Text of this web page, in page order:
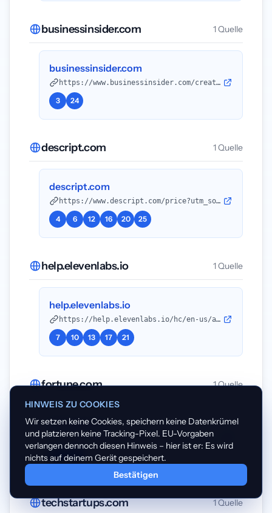
businessinsider.com 1 Quelle
businessinsider.com
https://www.businessinsider.com/creator-economy-mergers-acquisition-buyers-publicis-talent-influencer-marketing-2026-1?utm_source=openai
3 24
descript.com 1 Quelle
descript.com
https://www.descript.com/price?utm_source=openai
4 6 12 16 20 25
help.elevenlabs.io 1 Quelle
help.elevenlabs.io
https://help.elevenlabs.io/hc/en-us/articles/29298065878929-How-much-does-Conversational-AI-cost?utm_source=openai
7 10 13 17 21
fortune.com 1 Quelle
fortune.com
14 23
techstartups.com 1 Quelle
HINWEIS ZU COOKIES
Wir setzen keine Cookies, speichern keine Datenkrümel
und platzieren keine Tracking-Pixel. EU-Vorgaben
verlangen dennoch diesen Hinweis – hier ist er: Es wird
nichts auf deinem Gerät gespeichert.
Bestätigen